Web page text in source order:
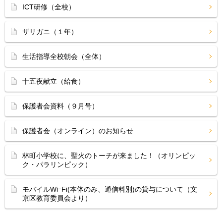
ICT研修（全校）
ザリガニ（１年）
生活指導全校朝会（全体）
十五夜献立（給食）
保護者会資料（９月号）
保護者会（オンライン）のお知らせ
林町小学校に、聖火のトーチが来ました！（オリンピッ
ク・パラリンピック）
モバイルWiｰFi(本体のみ、通信料別)の貸与について（文
京区教育委員会より）